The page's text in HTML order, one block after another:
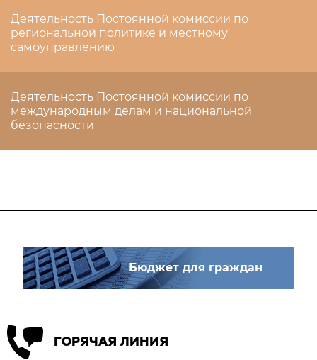
Деятельность Постоянной комиссии по
региональной политике и местному
самоуправлению
Деятельность Постоянной комиссии по
международным делам и национальной
безопасности
Бюджет для граждан
ГОРЯЧАЯ ЛИНИЯ